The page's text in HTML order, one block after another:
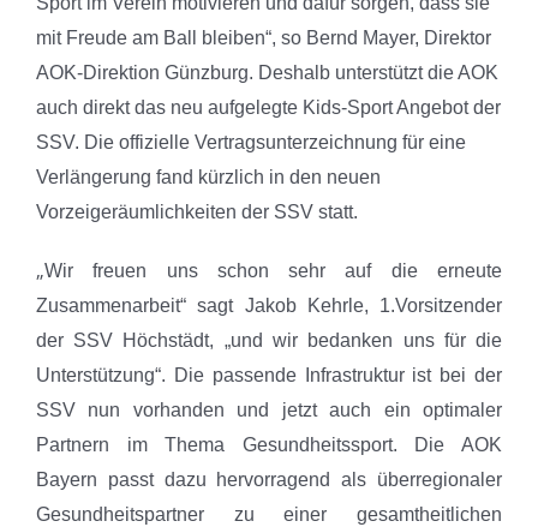
mit Freude am Ball bleiben“, so Bernd Mayer, Direktor
AOK-Direktion Günzburg. Deshalb unterstützt die AOK
auch direkt das neu aufgelegte Kids-Sport Angebot der
SSV. Die offizielle Vertragsunterzeichnung für eine
Verlängerung fand kürzlich in den neuen
Vorzeigeräumlichkeiten der SSV statt.
„Wir freuen uns schon sehr auf die erneute
Zusammenarbeit“ sagt Jakob Kehrle, 1.Vorsitzender
der SSV Höchstädt, „und wir bedanken uns für die
Unterstützung“. Die passende Infrastruktur ist bei der
SSV nun vorhanden und jetzt auch ein optimaler
Partnern im Thema Gesundheitssport. Die AOK
Bayern passt dazu hervorragend als überregionaler
Gesundheitspartner zu einer gesamtheitlichen